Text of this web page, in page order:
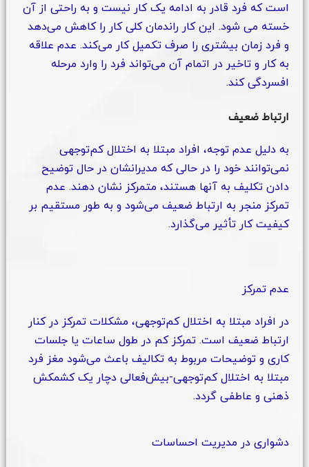
است که فرد قادر به ادامه یک کار نیست و به راحتی از آن
خسته می شود. این کار راندمان کلی کار را کاهش می‌دهد
و فرد زمان بیشتری را صرف تکمیل کار می‌کند. عدم علاقه
به کار و تاخیر در اتمام آن می‌تواند فرد را وارد مرحله
افسردگی کند.
ارتباط ضعیف
به دلیل عدم توجه، افراد مبتلا به اختلال کم‌توجهی
نمی‌توانند خود را در حالی که مدیرانشان در حال توضیح
دادن تکلیف به آنها هستند، متمرکز نشان دهند. عدم
تمرکز منجر به ارتباط ضعیف می‌شود و به طور مستقیم بر
کیفیت کار تأثیر می‌گذارد.
عدم تمرکز
در افراد مبتلا به اختلال کم‌توجهی، مشکلات تمرکز در کنار
ارتباط ضعیف است. تمرکز کم در طول ساعات یا جلسات
کاری و توضیحات مربوط به تکالیف باعث می‌شود مغز فرد
مبتلا به اختلال کم‌توجهی-بیش‌فعالی دچار یک کشمکش
ذهنی و عاطفی گردد.
دشواری در مدیریت احساسات